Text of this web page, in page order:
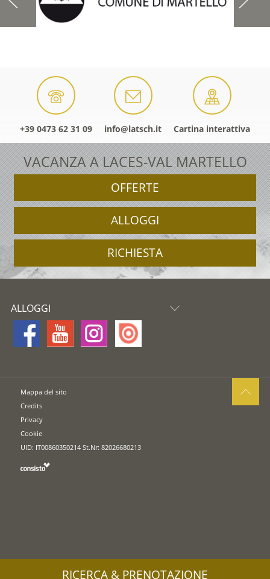
+39 0473 62 31 09 info@latsch.it Cartina interattiva
VACANZA A LACES-VAL MARTELLO
OFFERTE
ALLOGGI
RICHIESTA
ALLOGGI
Mappa del sito
Credits
Privacy
Cookie
UID: IT00860350214 St.Nr: 82026680213
RICERCA & PRENOTAZIONE